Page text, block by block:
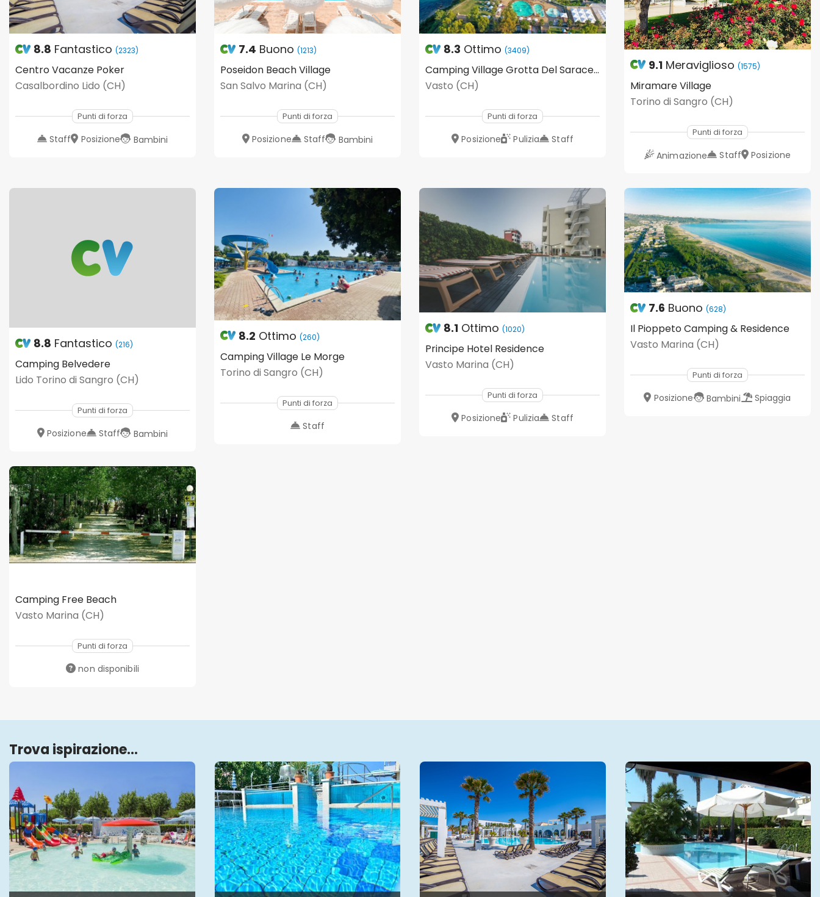
8.8 Fantastico (2323)
Centro Vacanze Poker
Casalbordino Lido (CH)
Punti di forza
Staff Posizione Bambini
7.4 Buono (1213)
Poseidon Beach Village
San Salvo Marina (CH)
Punti di forza
Posizione Staff Bambini
8.3 Ottimo (3409)
Camping Village Grotta Del Saraceno
Vasto (CH)
Punti di forza
Posizione Pulizia Staff
9.1 Meraviglioso (1575)
Miramare Village
Torino di Sangro (CH)
Punti di forza
Animazione Staff Posizione
8.8 Fantastico (216)
Camping Belvedere
Lido Torino di Sangro (CH)
Punti di forza
Posizione Staff Bambini
8.2 Ottimo (260)
Camping Village Le Morge
Torino di Sangro (CH)
Punti di forza
Staff
8.1 Ottimo (1020)
Principe Hotel Residence
Vasto Marina (CH)
Punti di forza
Posizione Pulizia Staff
7.6 Buono (628)
Il Pioppeto Camping & Residence
Vasto Marina (CH)
Punti di forza
Posizione Bambini Spiaggia
Camping Free Beach
Vasto Marina (CH)
Punti di forza
non disponibili
Trova ispirazione...